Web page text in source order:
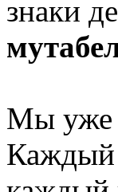
знаки
Мы уже
Каждый